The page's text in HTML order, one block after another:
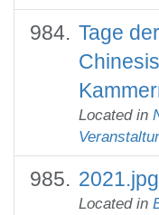
Tage
Located in
2021.jpg
Located in